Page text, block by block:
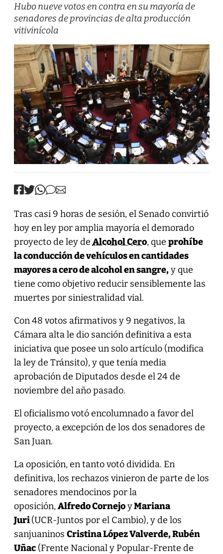
Hubo nueve votos en contra en su mayoría de
senadores de provincias de alta producción
vitivinícola
Tras casi 9 horas de sesión, el Senado convirtió
hoy en ley por amplia mayoría el demorado
proyecto de ley de Alcohol Cero, que prohíbe
la conducción de vehículos en cantidades
mayores a cero de alcohol en sangre,y que
tiene como objetivo reducir sensiblemente las
muertes por siniestralidad vial.
Con 48 votos afirmativos y 9 negativos, la
Cámara alta le dio sanción definitiva a esta
iniciativa que posee un solo artículo (modifica
la ley de Tránsito), y que tenía media
aprobación de Diputados desde el 24 de
noviembre del año pasado.
El oficialismo votó encolumnado a favor del
proyecto, a excepción de los dos senadores de
San Juan.
La oposición, en tanto votó dividida. En
definitiva, los rechazos vinieron de parte de los
senadores mendocinos por la
oposición,Alfredo CornejoyMariana
Juri(UCR-Juntos por el Cambio), y de los
sanjuaninos Cristina López Valverde, Rubén
Uñac(Frente Nacional y Popular-Frente de